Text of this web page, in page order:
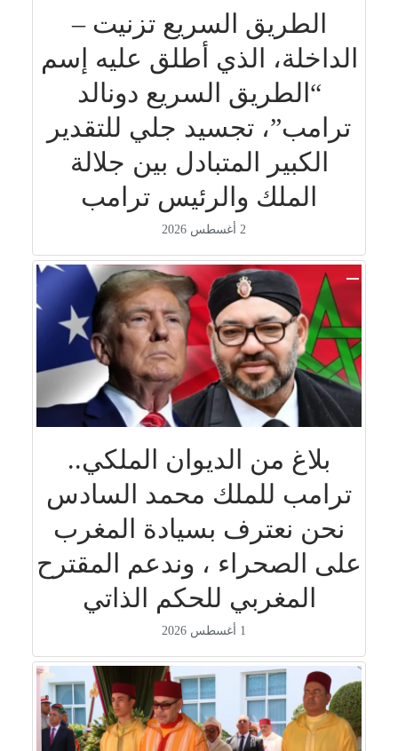
الطريق السريع تزنيت –
الداخلة، الذي أطلق عليه إسم
“الطريق السريع دونالد
ترامب”، تجسيد جلي للتقدير
الكبير المتبادل بين جلالة
الملك والرئيس ترامب
2 أغسطس 2026
بلاغ من الديوان الملكي..
ترامب للملك محمد السادس
نحن نعترف بسيادة المغرب
على الصحراء ، وندعم المقترح
المغربي للحكم الذاتي
1 أغسطس 2026